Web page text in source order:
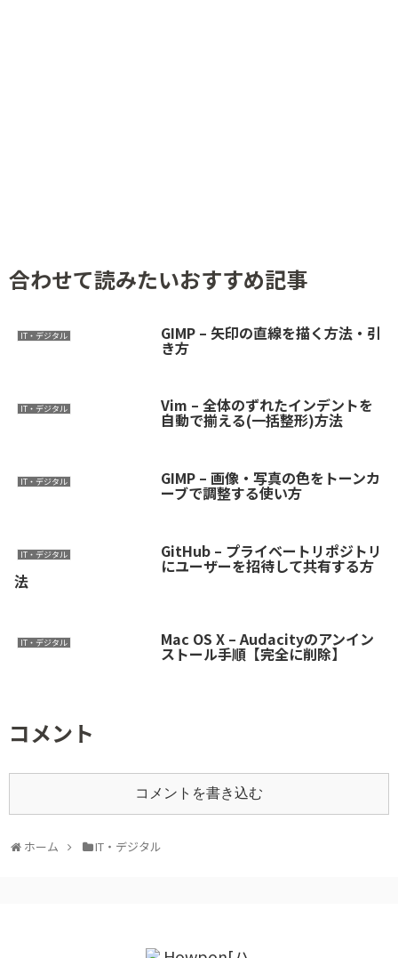
合わせて読みたいおすすめ記事
IT・デジタル GIMP – 矢印の直線を描く方法・引
き方
IT・デジタル Vim – 全体のずれたインデントを
自動で揃える(一括整形)方法
IT・デジタル GIMP – 画像・写真の色をトーンカ
ーブで調整する使い方
IT・デジタル GitHub – プライベートリポジトリ
にユーザーを招待して共有する方
法
IT・デジタル Mac OS X – Audacityのアンイン
ストール手順【完全に削除】
コメント
コメントを書き込む
ホーム IT・デジタル